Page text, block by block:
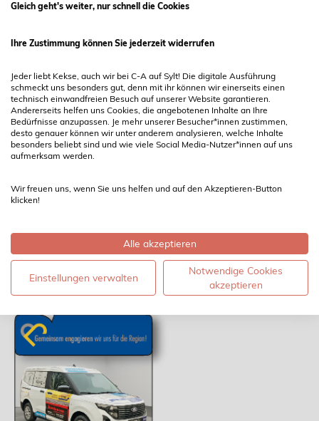
Boysenstraße 14
Telefon 04651 5175
Bürozeiten
Wir haben ganzjährig geöffnet
Sonn- und Feiertags 8:00 - 16:00 Uhr
Gleich geht's weiter, nur schnell die Cookies
Ihre Zustimmung können Sie jederzeit widerrufen
Jeder liebt Kekse, auch wir bei C-A auf Sylt! Die digitale Ausführung
schmeckt uns besonders gut, denn mit ihr können wir einerseits einen
technisch einwandfreien Besuch auf unserer Website garantieren.
Andererseits helfen uns Cookies, die angebotenen Inhalte an Ihre
Bedürfnisse anzupassen. Je mehr unserer Besucher*innen zustimmen,
desto genauer können wir unter anderem analysieren, welche Inhalte
besonders beliebt sind und wie viele Social Media-Nutzer*innen auf uns
aufmerksam werden.
Wir freuen uns, wenn Sie uns helfen und auf den Akzeptieren-Button
klicken!
Alle akzeptieren
Einstellungen verwalten
Notwendige Cookies
akzeptieren